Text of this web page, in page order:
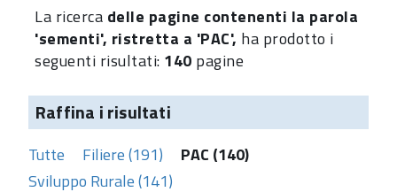
La ricerca delle pagine contenenti la parola
'sementi', ristretta a 'PAC', ha prodotto i
seguenti risultati: 140 pagine
Raffina i risultati
Tutte Filiere (191)
PAC (140)
Sviluppo Rurale (141)